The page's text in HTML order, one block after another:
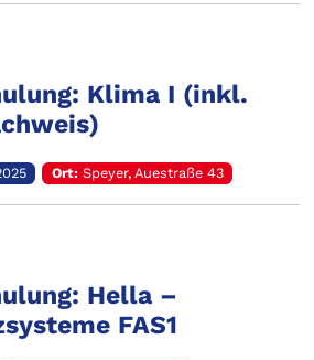
Klima I (inkl.
Ort: Speyer, Auestraße 43
Hella –
FAS1